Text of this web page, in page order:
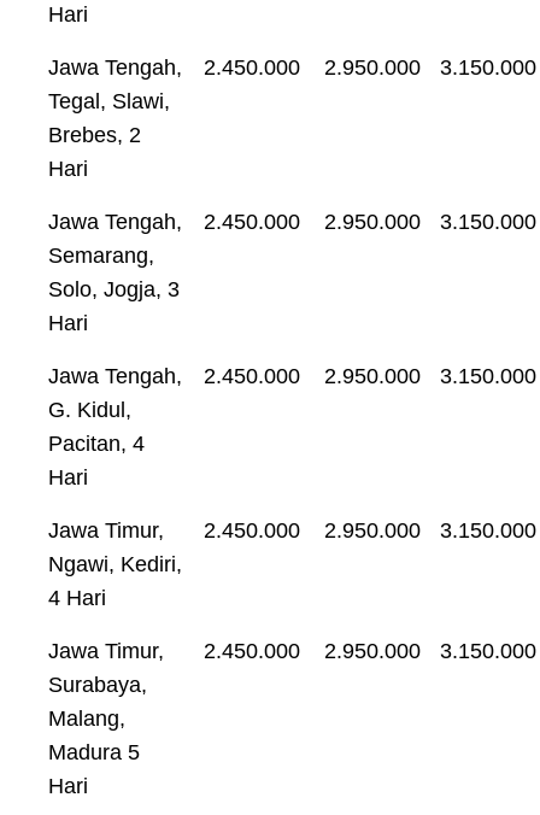
Hari
Jawa Tengah,
Tegal, Slawi,
Brebes, 2
Hari
2.450.000 2.950.000 3.150.000
Jawa Tengah,
Semarang,
Solo, Jogja, 3
Hari
2.450.000 2.950.000 3.150.000
Jawa Tengah,
G. Kidul,
Pacitan, 4
Hari
2.450.000 2.950.000 3.150.000
Jawa Timur,
Ngawi, Kediri,
4 Hari
2.450.000 2.950.000 3.150.000
Jawa Timur,
Surabaya,
Malang,
Madura 5
Hari
2.450.000 2.950.000 3.150.000